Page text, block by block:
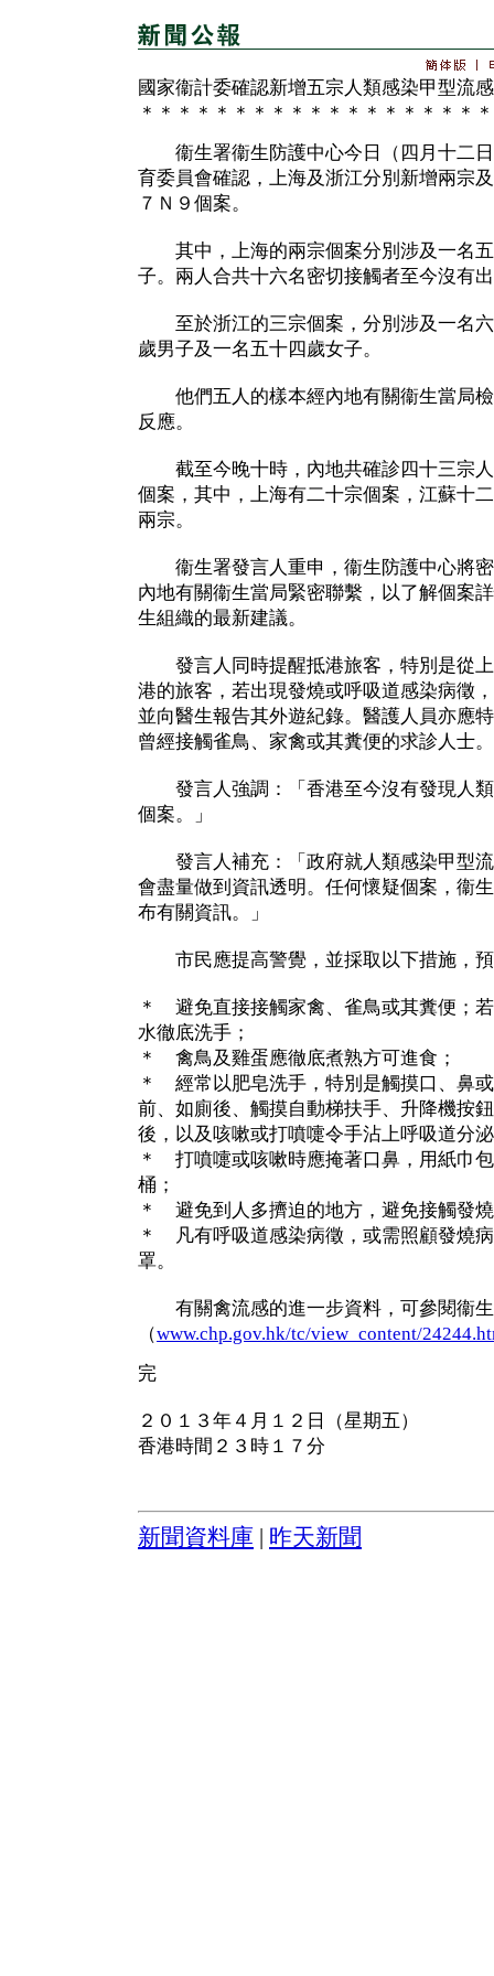
國家衞計委確認新增五宗人類感染甲型流
＊＊＊＊＊＊＊＊＊＊＊＊＊＊＊＊＊＊
衞生署衞生防護中心今日（四月十二日
育委員會確認，上海及浙江分別新增兩宗
７Ｎ９個案。
其中，上海的兩宗個案分別涉及一名五
子。兩人合共十六名密切接觸者至今沒有
至於浙江的三宗個案，分別涉及一名六
歲男子及一名五十四歲女子。
他們五人的樣本經內地有關衞生當局檢
反應。
截至今晚十時，內地共確診四十三宗人
個案，其中，上海有二十宗個案，江蘇十
兩宗。
衞生署發言人重申，衞生防護中心將密
內地有關衞生當局緊密聯繫，以了解個案
生組織的最新建議。
發言人同時提醒抵港旅客，特別是從上
港的旅客，若出現發燒或呼吸道感染病徵
並向醫生報告其外遊紀錄。醫護人員亦應
曾經接觸雀鳥、家禽或其糞便的求診人士。
發言人強調：「香港至今沒有發現人類
個案。」
發言人補充：「政府就人類感染甲型流
會盡量做到資訊透明。任何懷疑個案，衞
布有關資訊。」
市民應提高警覺，並採取以下措施，預
＊ 避免直接接觸家禽、雀鳥或其糞便；
水徹底洗手；
＊ 禽鳥及雞蛋應徹底煮熟方可進食；
＊ 經常以肥皂洗手，特別是觸摸口、鼻
前、如廁後、觸摸自動梯扶手、升降機按
後，以及咳嗽或打噴嚏令手沾上呼吸道分
＊ 打噴嚏或咳嗽時應掩著口鼻，用紙巾
桶；
＊ 避免到人多擠迫的地方，避免接觸發
＊ 凡有呼吸道感染病徵，或需照顧發燒
罩。
有關禽流感的進一步資料，可參閱衞生
（www.chp.gov.hk/tc/view_content/
完
２０１３年４月１２日（星期五）
香港時間２３時１７分
新聞資料庫 昨天新聞